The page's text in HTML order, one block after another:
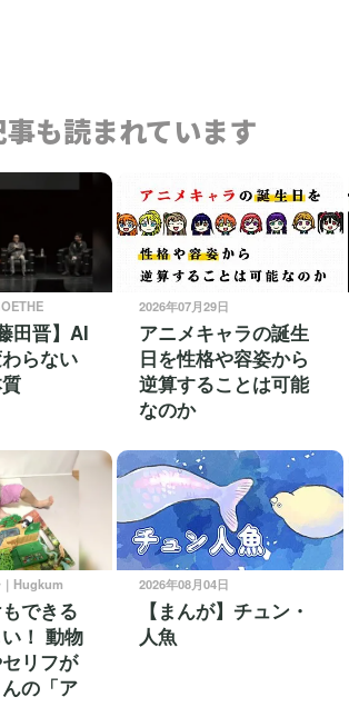
も読まれています
田晋】AI
らない
2026年07月29日
アニメキャラの誕生
日を性格や容姿から
逆算することは可能
なのか
Hugkum
できる
！ 動物
リフが
の「ア
2026年08月04日
【まんが】チュン・
人魚